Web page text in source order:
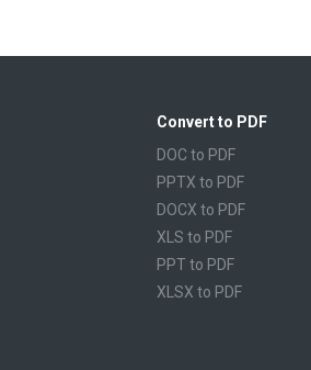
Convert to PDF
DOC to PDF
PPTX to PDF
DOCX to PDF
XLS to PDF
PPT to PDF
XLSX to PDF